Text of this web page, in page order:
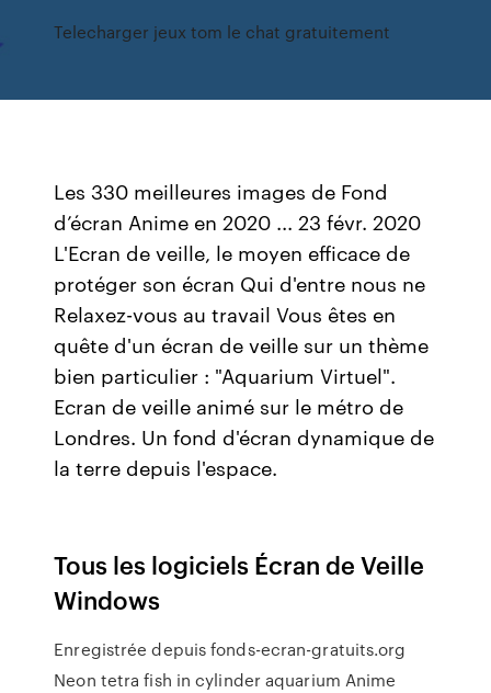
Telecharger jeux tom le chat gratuitement
Les 330 meilleures images de Fond
d’écran Anime en 2020 ... 23 févr. 2020
L'Ecran de veille, le moyen efficace de
protéger son écran Qui d'entre nous ne
Relaxez-vous au travail Vous êtes en
quête d'un écran de veille sur un thème
bien particulier : "Aquarium Virtuel".
Ecran de veille animé sur le métro de
Londres. Un fond d'écran dynamique de
la terre depuis l'espace.
Tous les logiciels Écran de Veille
Windows
Enregistrée depuis fonds-ecran-gratuits.org
Neon tetra fish in cylinder aquarium Anime